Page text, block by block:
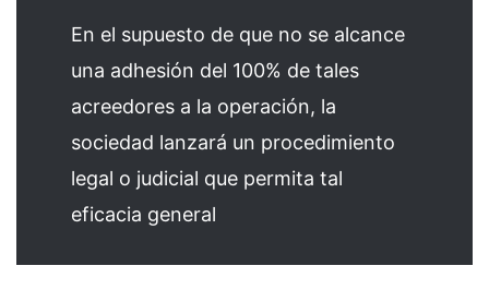
En el supuesto de que no se alcance
una adhesión del 100% de tales
acreedores a la operación, la
sociedad lanzará un procedimiento
legal o judicial que permita tal
eficacia general